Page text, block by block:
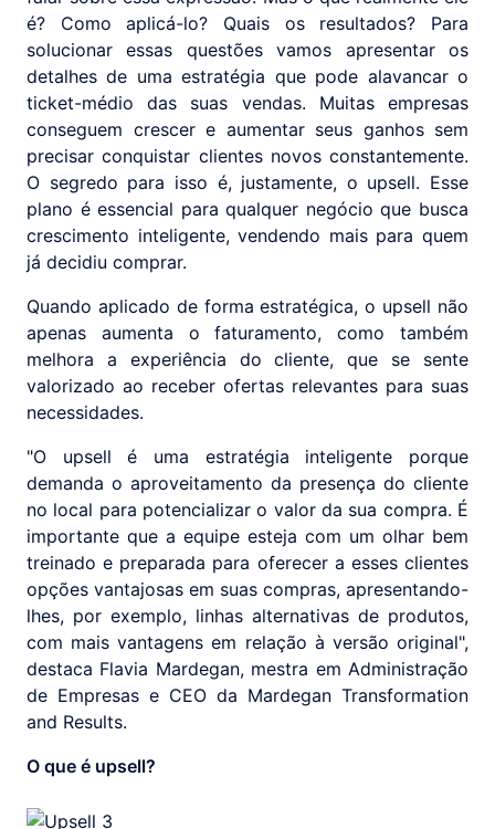
é? Como aplicá-lo? Quais os resultados? Para
solucionar essas questões vamos apresentar os
detalhes de uma estratégia que pode alavancar o
ticket-médio das suas vendas. Muitas empresas
conseguem crescer e aumentar seus ganhos sem
precisar conquistar clientes novos constantemente.
O segredo para isso é, justamente, o upsell. Esse
plano é essencial para qualquer negócio que busca
crescimento inteligente, vendendo mais para quem
já decidiu comprar.
Quando aplicado de forma estratégica, o upsell não
apenas aumenta o faturamento, como também
melhora a experiência do cliente, que se sente
valorizado ao receber ofertas relevantes para suas
necessidades.
"O upsell é uma estratégia inteligente porque
demanda o aproveitamento da presença do cliente
no local para potencializar o valor da sua compra. É
importante que a equipe esteja com um olhar bem
treinado e preparada para oferecer a esses clientes
opções vantajosas em suas compras, apresentando-
lhes, por exemplo, linhas alternativas de produtos,
com mais vantagens em relação à versão original",
destaca Flavia Mardegan, mestra em Administração
de Empresas e CEO da Mardegan Transformation
and Results.
O que é upsell?